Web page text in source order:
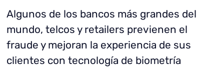
Algunos de los bancos más grandes del
mundo, telcos y retailers previenen el
fraude y mejoran la experiencia de sus
clientes con tecnología de biometría